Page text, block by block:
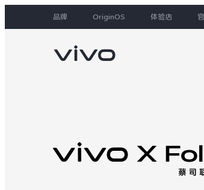
品牌 OriginOS 体验店